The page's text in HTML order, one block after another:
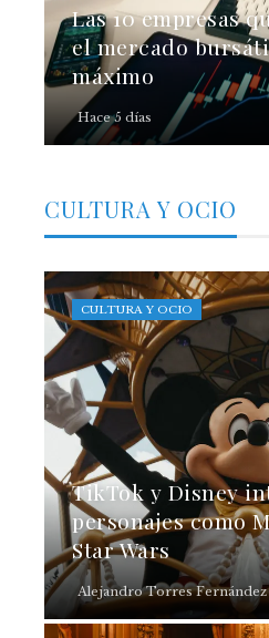
Las 10 empresas
el mercado
máximo
Hace 5 días
CULTURA Y OCIO
CULTURA Y OCIO
TikTok y Disney
personajes como
Star Wars
Alejandro Torres Fernández